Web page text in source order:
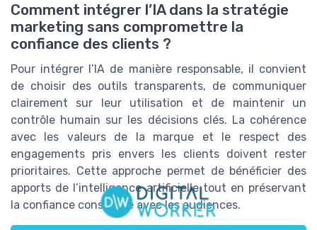
Comment intégrer l’IA dans la stratégie
marketing sans compromettre la
confiance des clients ?
Pour intégrer l’IA de manière responsable, il convient
de choisir des outils transparents, de communiquer
clairement sur leur utilisation et de maintenir un
contrôle humain sur les décisions clés. La cohérence
avec les valeurs de la marque et le respect des
engagements pris envers les clients doivent rester
prioritaires. Cette approche permet de bénéficier des
apports de l’intelligence artificielle tout en préservant
la confiance construite avec les audiences.